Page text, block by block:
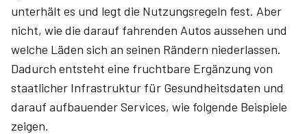
unterhält es und legt die Nutzungsregeln fest. Aber
nicht, wie die darauf fahrenden Autos aussehen und
welche Läden sich an seinen Rändern niederlassen.
Dadurch entsteht eine fruchtbare Ergänzung von
staatlicher Infrastruktur für Gesundheitsdaten und
darauf aufbauender Services, wie folgende Beispiele
zeigen.